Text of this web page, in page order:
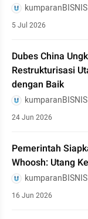
kumparanBISNIS
5 Jul 2026
Dubes China
Restrukturisasi
dengan Baik
kumparanBISNIS
24 Jun 2026
Pemerintah
Whoosh: Utang
kumparanBISNIS
16 Jun 2026